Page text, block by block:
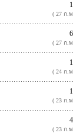
1
( 27 ก.
6
( 27 ก.
1
( 24 ก.
1
( 23 ก.
4
( 23 ก.